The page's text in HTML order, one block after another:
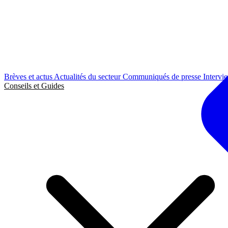
Brèves et actus Actualités du secteurCommuniqués de presse
Conseils et Guides